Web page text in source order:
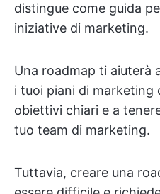
distingue come guida
iniziative di marketing.
Una roadmap ti aiuterà
i tuoi piani di marketing
obiettivi chiari e a
tuo team di marketing.
Tuttavia, creare una